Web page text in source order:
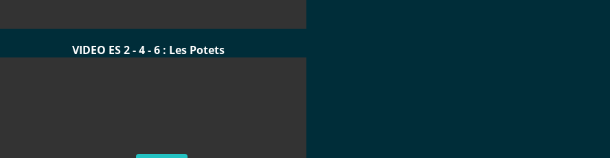
VIDEO ES 2 - 4 - 6 : Les Potets